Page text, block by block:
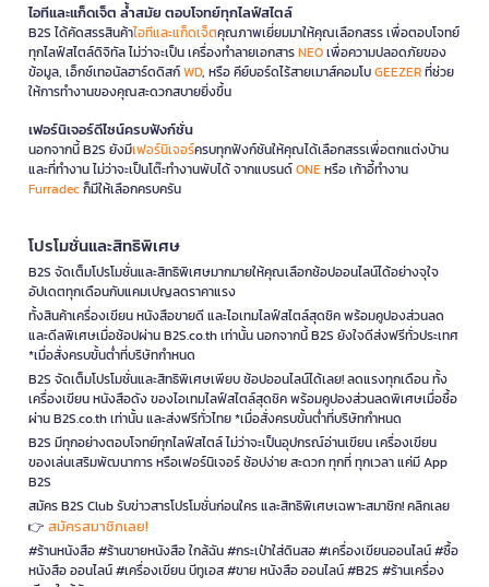
ไอทีและแก็ดเจ็ต ล้ำสมัย ตอบโจทย์ทุกไลฟ์สไตล์
B2S ได้คัดสรรสินค้าไอทีและแก็ดเจ็ตคุณภาพเยี่ยมมาให้คุณเลือกสรร เพื่อตอบโจทย์
ทุกไลฟ์สไตล์ดิจิทัล ไม่ว่าจะเป็น เครื่องทำลายเอกสารNEOเพื่อความปลอดภัยของ
ข้อมูล, เอ็กซ์เทอนัลฮาร์ดดิสก์WD, หรือ คีย์บอร์ดไร้สายเมาส์คอมโบGEEZERที่ช่วย
ให้การทำงานของคุณสะดวกสบายยิ่งขึ้น
เฟอร์นิเจอร์ดีไซน์ครบฟังก์ชั่น
นอกจากนี้ B2S ยังมีเฟอร์นิเจอร์ครบทุกฟังก์ชันให้คุณได้เลือกสรรเพื่อตกแต่งบ้าน
และที่ทำงาน ไม่ว่าจะเป็นโต๊ะทำงานพับได้ จากแบรนด์ONEหรือ เก้าอี้ทำงาน
Furradecก็มีให้เลือกครบครัน
โปรโมชั่นและสิทธิพิเศษ
B2S จัดเต็มโปรโมชั่นและสิทธิพิเศษมากมายให้คุณเลือกช้อปออนไลน์ได้อย่างจุใจ
อัปเดตทุกเดือนกับแคมเปญลดราคาแรง
ทั้งสินค้าเครื่องเขียน หนังสือขายดี และไอเทมไลฟ์สไตล์สุดชิค พร้อมคูปองส่วนลด
และดีลพิเศษเมื่อช้อปผ่าน B2S.co.th เท่านั้น นอกจากนี้ B2S ยังใจดีส่งฟรีทั่วประเทศ
*เมื่อสั่งครบขั้นต่ำที่บริษัทกำหนด
B2S จัดเต็มโปรโมชั่นและสิทธิพิเศษเพียบ ช้อปออนไลน์ได้เลย! ลดแรงทุกเดือน ทั้ง
เครื่องเขียน หนังสือดัง ของไอเทมไลฟ์สไตล์สุดชิค พร้อมคูปองส่วนลดพิเศษเมื่อซื้อ
ผ่าน B2S.co.th เท่านั้น และส่งฟรีทั่วไทย *เมื่อสั่งครบขั้นต่ำที่บริษัทกำหนด
B2S มีทุกอย่างตอบโจทย์ทุกไลฟ์สไตล์ ไม่ว่าจะเป็นอุปกรณ์อ่านเขียน เครื่องเขียน
ของเล่นเสริมพัฒนาการ หรือเฟอร์นิเจอร์ ช้อปง่าย สะดวก ทุกที่ ทุกเวลา แค่มี App
B2S
สมัคร B2S Club รับข่าวสารโปรโมชั่นก่อนใคร และสิทธิพิเศษเฉพาะสมาชิก! คลิกเลย
👉 สมัครสมาชิกเลย!
#ร้านหนังสือ #ร้านขายหนังสือ ใกล้ฉัน #กระเป๋าใส่ดินสอ #เครื่องเขียนออนไลน์ #ซื้อ
หนังสือ ออนไลน์ #เครื่องเขียน บีทูเอส #ขาย หนังสือ ออนไลน์ #B2S #ร้านเครื่อง